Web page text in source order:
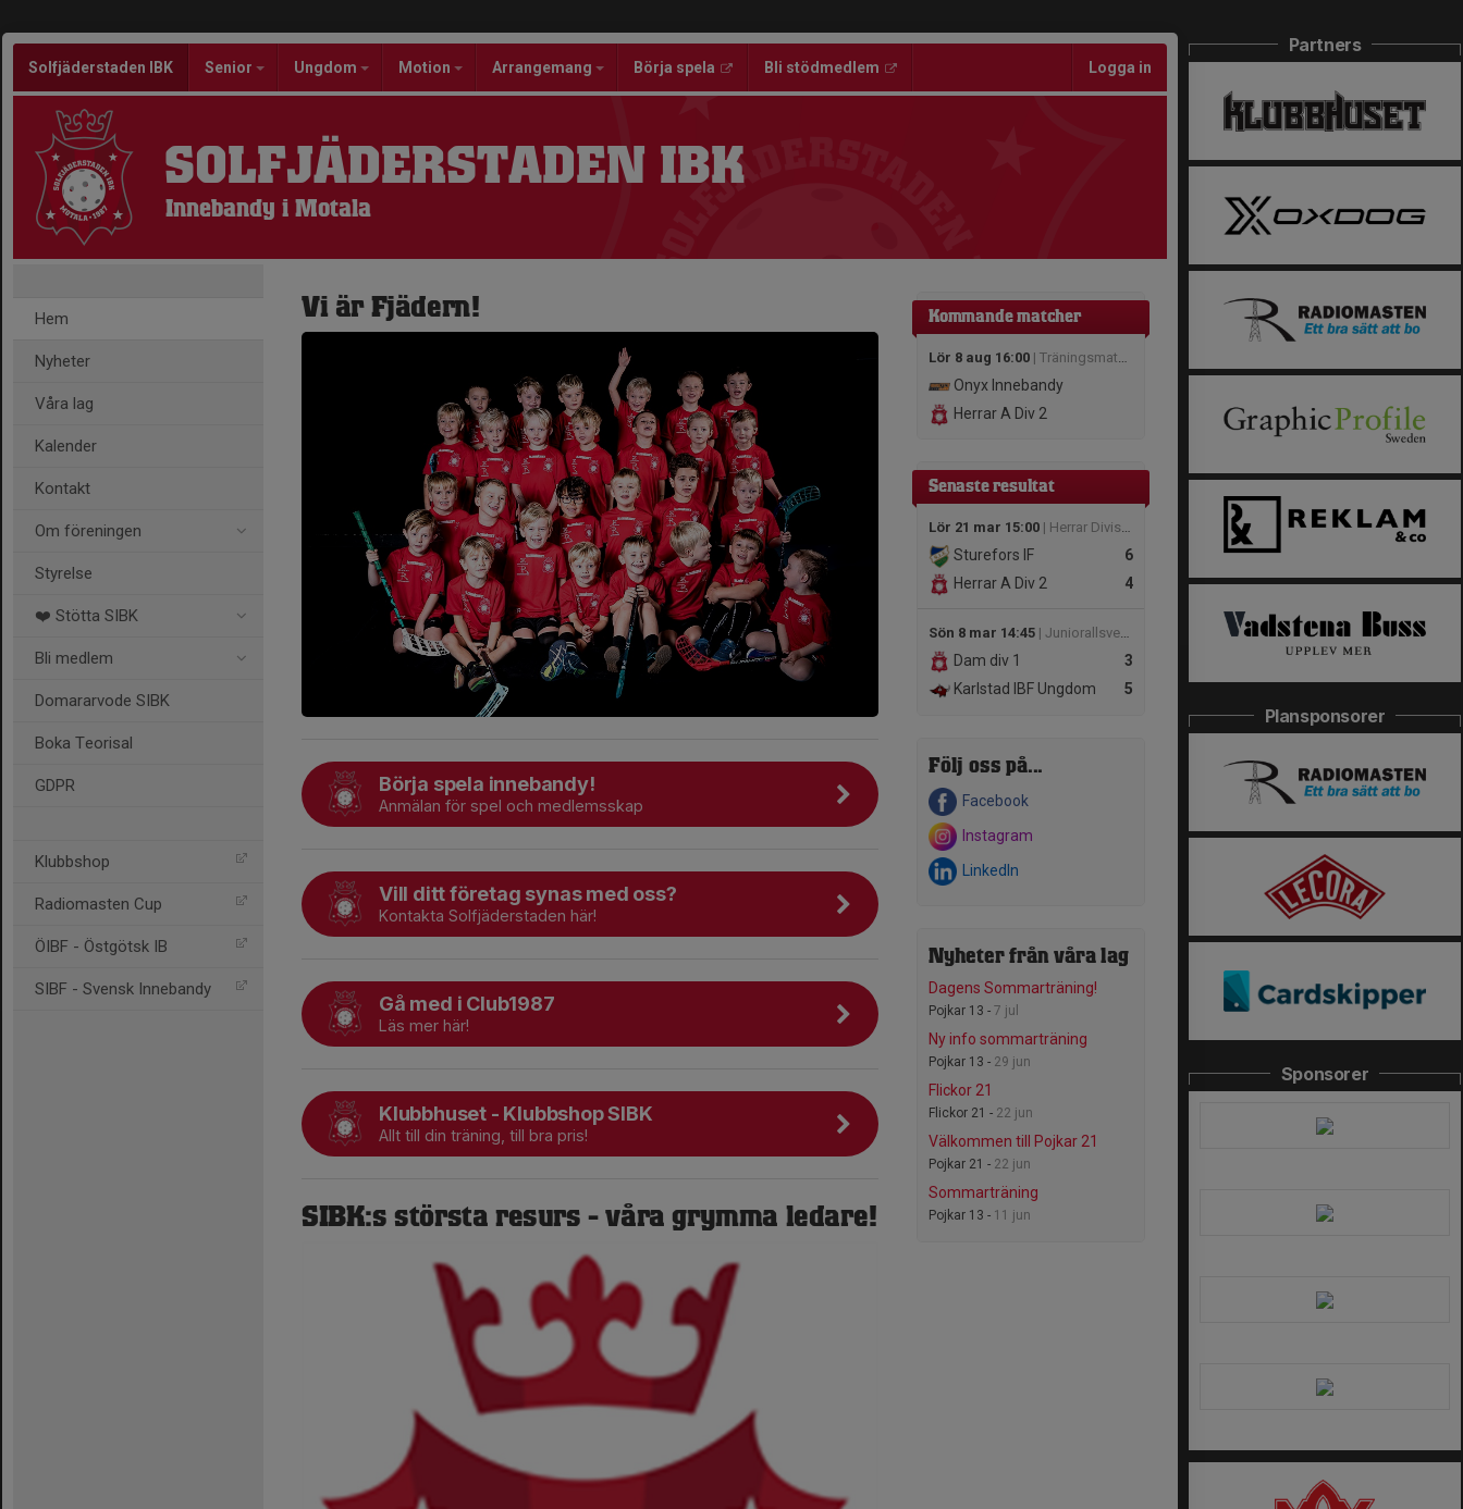
Solfjäderstaden IBK Senior Ungdom Motion Arrangemang Börja spela Bli stödmedlem Logga in
SOLFJÄDERSTADEN IBK
Innebandy i Motala
Hem
Nyheter
Våra lag
Kalender
Kontakt
Om föreningen
Styrelse
❤️ Stötta SIBK
Bli medlem
Domararvode SIBK
Boka Teorisal
GDPR
Klubbshop
Radiomasten Cup
ÖIBF - Östgötsk IB
SIBF - Svensk Innebandy
Kommande matcher
Lör 8 aug 16:00 | Träningsmatcher
Onyx Innebandy
Herrar A Div 2
Senaste resultat
Lör 21 mar 15:00 | Herrar Division 2
6
Sturefors IF
4
Herrar A Div 2
Sön 8 mar 14:45 | Juniorallsvenskan D DJ18
3
Dam div 1
5
Karlstad IBF Ungdom
Följ oss på...
Facebook
Instagram
LinkedIn
Nyheter från våra lag
Dagens Sommarträning!
Pojkar 13 - 7 jul
Ny info sommarträning
Pojkar 13 - 29 jun
Flickor 21
Flickor 21 - 22 jun
Välkommen till Pojkar 21
Pojkar 21 - 22 jun
Sommarträning
Pojkar 13 - 11 jun
Vi är Fjädern!
Börja spela innebandy!
Anmälan för spel och medlemsskap
Vill ditt företag synas med oss?
Kontakta Solfjäderstaden här!
Gå med i Club1987
Läs mer här!
Klubbhuset - Klubbshop SIBK
Allt till din träning, till bra pris!
SIBK:s största resurs - våra grymma ledare!
Partners
Plansponsorer
Sponsorer